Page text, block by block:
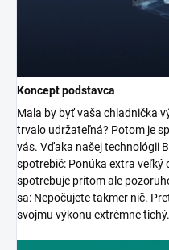
Koncept podstavca
Mala by byť vaša chladnička
trvalo udržateľná? Potom je
vás. Vďaka našej technológii
spotrebič: Ponúka extra veľký
spotrebuje pritom ale
sa: Nepočujete takmer nič.
svojmu výkonu extrémne tichý.